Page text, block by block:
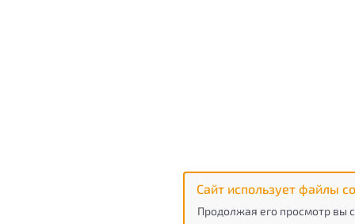
Сайт использует файлы
Продолжая его просмотр вы